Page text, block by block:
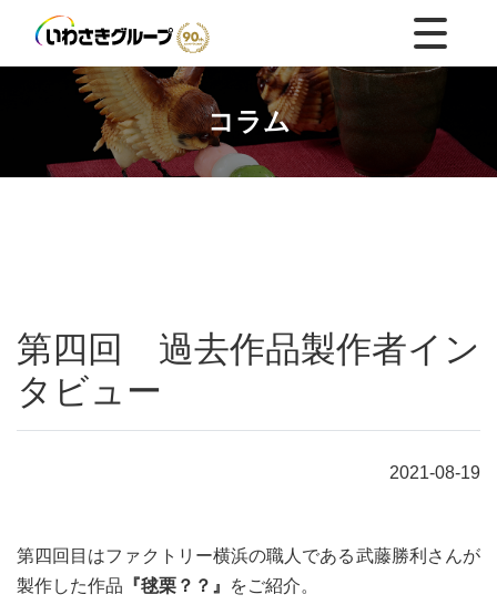
コラム
第四回 過去作品製作者イン
タビュー
2021-08-19
第四回目はファクトリー横浜の職人である武藤勝利さんが
製作した作品 『毬栗？？』 をご紹介。